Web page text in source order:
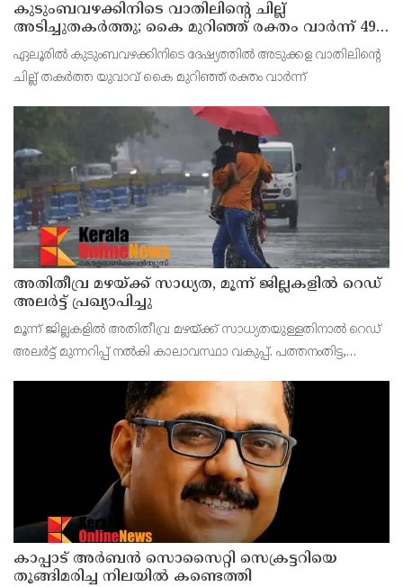
കുടുംബവഴക്കിനിടെ വാതിലിന്റെ ചില്ല്
അടിച്ചുതകര്‍ത്തു; കൈ മുറിഞ്ഞ് രക്തം വാര്‍ന്ന് 49-
കാരന് ദാരുണാന്ത്യം
ഏലൂരില്‍ കുടുംബവഴക്കിനിടെ ദേഷ്യത്തില്‍ അടുക്കള വാതിലിന്റെ
ചില്ല് തകർത്ത യുവാവ് കൈ മുറിഞ്ഞ് രക്തം വാർന്ന്
അതിതീവ്ര മഴയ്ക്ക് സാധ്യത, മൂന്ന് ജില്ലകളിൽ റെഡ്
അലർട്ട് പ്രഖ്യാപിച്ചു
മൂന്ന് ജില്ലകളിൽ അതിതീവ്ര മഴയ്ക്ക് സാധ്യതയുള്ളതിനാൽ റെഡ്
അലർട്ട് മുന്നറിപ്പ് നൽകി കാലാവസ്ഥാ വകുപ്പ്. പത്തനംതിട്ട,
ഈ ജില്ലകളിൽ 24 മണിക്കൂറിൽ 2
കാപ്പാട് അര്‍ബന്‍ സൊസൈറ്റി സെക്രട്ടറിയെ
തൂങ്ങിമരിച്ച നിലയില്‍ കണ്ടെത്തി